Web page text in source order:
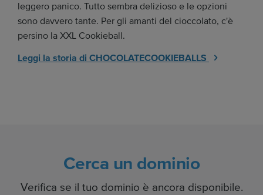
leggero panico. Tutto sembra delizioso e le opzioni
sono davvero tante. Per gli amanti del cioccolato, c'è
persino la XXL Cookieball.
Leggi la storia di CHOCOLATECOOKIEBALLS
Cerca un dominio
Verifica se il tuo dominio è ancora disponibile.